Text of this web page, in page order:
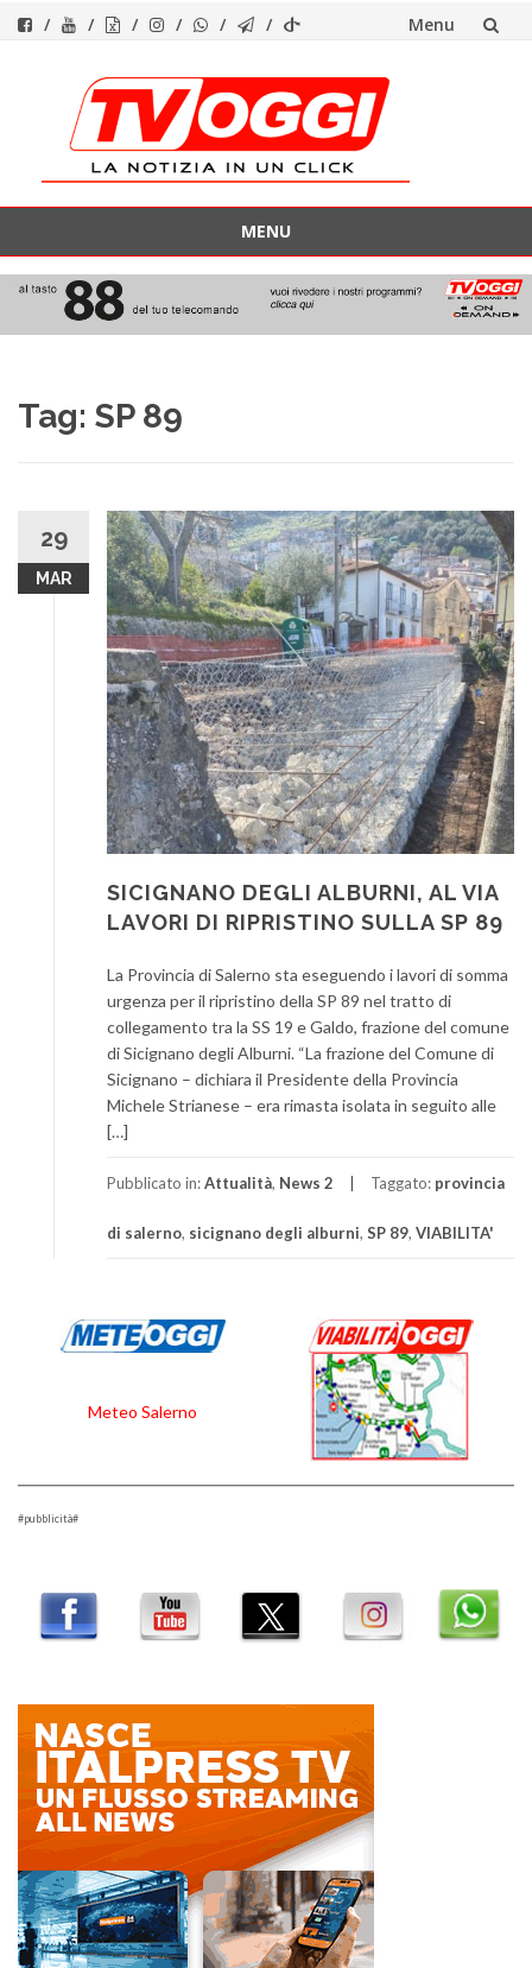
Menu
contenuto
MENU
contenuto
Tag: SP 89
29
MAR
SICIGNANO DEGLI ALBURNI, AL VIA
LAVORI DI RIPRISTINO SULLA SP 89
La Provincia di Salerno sta eseguendo i lavori di somma
urgenza per il ripristino della SP 89 nel tratto di
collegamento tra la SS 19 e Galdo, frazione del comune
di Sicignano degli Alburni. “La frazione del Comune di
Sicignano – dichiara il Presidente della Provincia
Michele Strianese – era rimasta isolata in seguito alle
[…]
Pubblicato in:Attualità, News 2 Taggato: provincia
di salerno, sicignano degli alburni, SP 89, VIABILITA'
Meteo Salerno
#pubblicità#